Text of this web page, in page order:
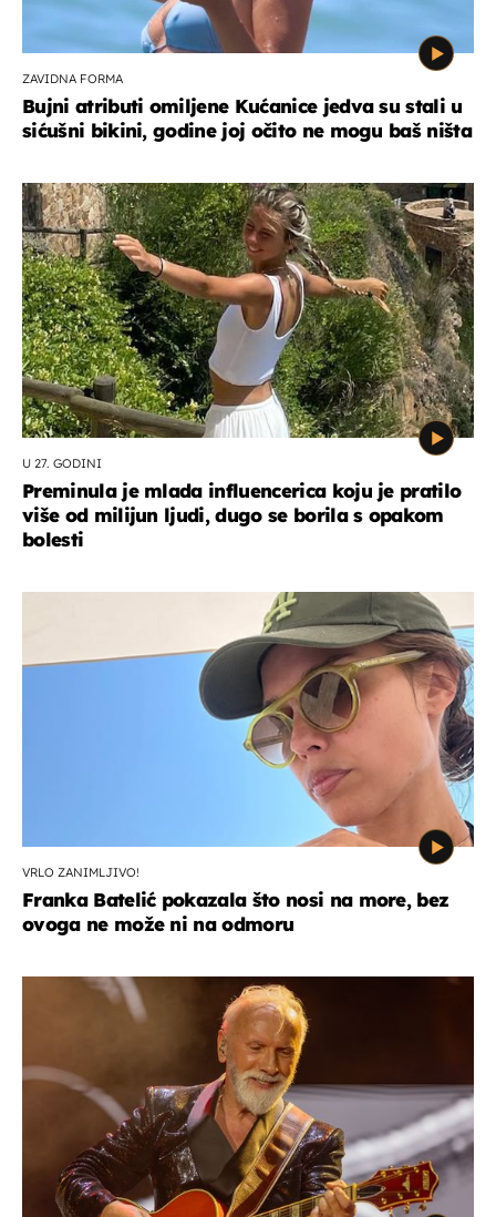
ZAVIDNA FORMA
Bujni atributi omiljene Kućanice jedva su stali u
sićušni bikini, godine joj očito ne mogu baš ništa
U 27. GODINI
Preminula je mlada influencerica koju je pratilo
više od milijun ljudi, dugo se borila s opakom
bolesti
VRLO ZANIMLJIVO!
Franka Batelić pokazala što nosi na more, bez
ovoga ne može ni na odmoru